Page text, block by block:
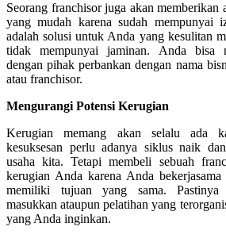
Seorang franchisor juga akan memberikan
yang mudah karena sudah mempunyai
adalah solusi untuk Anda yang kesulitan
tidak mempunyai jaminan. Anda bisa
dengan pihak perbankan dengan nama
atau franchisor.
Mengurangi Potensi Kerugian
Kerugian memang akan selalu ada
kesuksesan perlu adanya siklus naik
usaha kita. Tetapi membeli sebuah
kerugian Anda karena Anda
memiliki tujuan yang sama.
masukkan ataupun pelatihan yang
yang Anda inginkan.